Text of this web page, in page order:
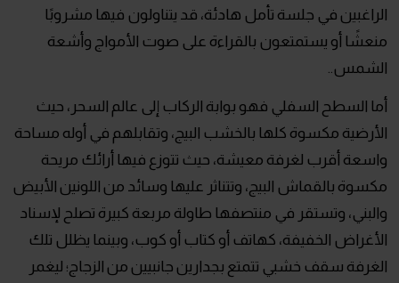
الراغبين في جلسة تأمل هادئة، قد يتناولون فيها مشروبًا
منعشًا أو يستمتعون بالقراءة على صوت الأمواج وأشعة
الشمس..
أما السطح السفلي فهو بوابة الركاب إلى عالم السحر، حيث
الأرضية مكسوة كلها بالخشب البيج، وتقابلهم في أوله مساحة
واسعة أقرب لغرفة معيشة، حيث تتوزع فيها أرائك مريحة
مكسوة بالقماش البيج، وتتناثر عليها وسائد من اللونين الأبيض
والبني، وتستقر في منتصفها طاولة مربعة كبيرة تصلح لإسناد
الأغراض الخفيفة، كهاتف أو كتاب أو كوب، وبينما يظلل تلك
الغرفة سقف خشبي تتمتع بجدارين جانبيين من الزجاج؛ ليغمر